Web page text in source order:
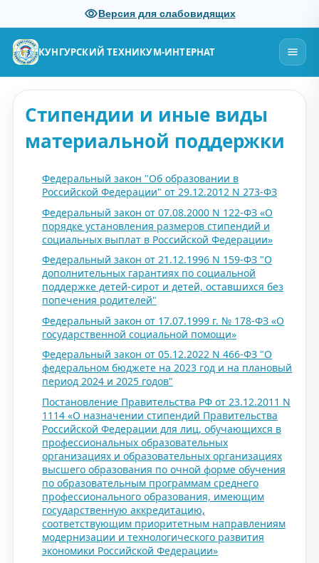
Версия для слабовидящих
КУНГУРСКИЙ ТЕХНИКУМ-ИНТЕРНАТ
Стипендии и иные виды
материальной поддержки
Федеральный закон "Об образовании в
Российской Федерации" от 29.12.2012 N 273-ФЗ
Федеральный закон от 07.08.2000 N 122-ФЗ «О
порядке установления размеров стипендий и
социальных выплат в Российской Федерации»
Федеральный закон от 21.12.1996 N 159-ФЗ "О
дополнительных гарантиях по социальной
поддержке детей-сирот и детей, оставшихся без
попечения родителей"
Федеральный закон от 17.07.1999 г. № 178-ФЗ «О
государственной социальной помощи»
Федеральный закон от 05.12.2022 N 466-ФЗ "О
федеральном бюджете на 2023 год и на плановый
период 2024 и 2025 годов"
Постановление Правительства РФ от 23.12.2011 N
1114 «О назначении стипендий Правительства
Российской Федерации для лиц, обучающихся в
профессиональных образовательных
организациях и образовательных организациях
высшего образования по очной форме обучения
по образовательным программам среднего
профессионального образования, имеющим
государственную аккредитацию,
соответствующим приоритетным направлениям
модернизации и технологического развития
экономики Российской Федерации»